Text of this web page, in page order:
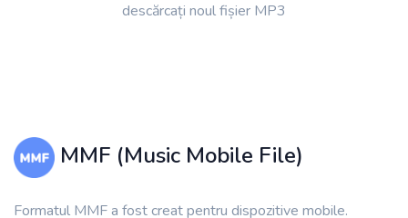
descărcați noul fișier MP3
MMF (Music Mobile File)
Formatul MMF a fost creat pentru dispozitive mobile.